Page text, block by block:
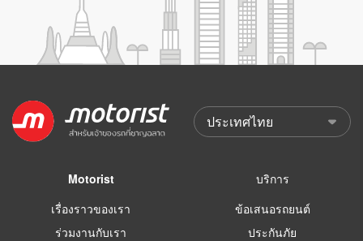
Motorist
เรื่องราวของเรา
ร่วมงานกับเรา
บริการ
ข้อเสนอรถยนต์
ประกันภัย